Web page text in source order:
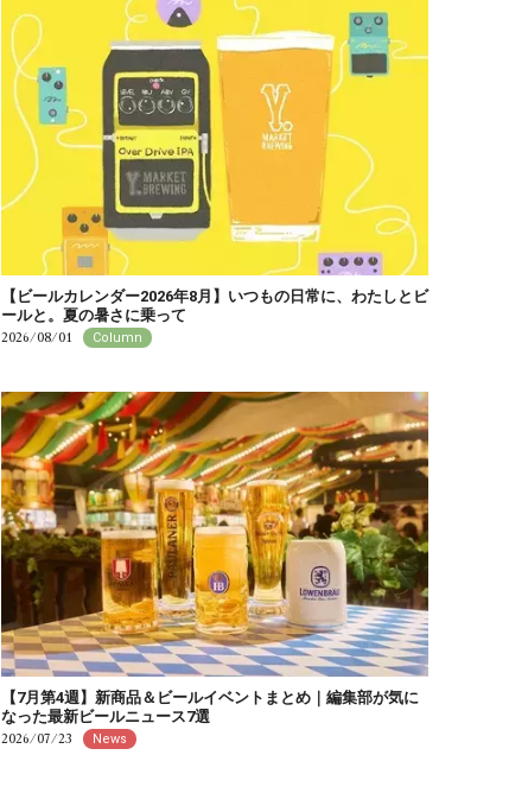
【ビールカレンダー2026年8月】いつもの日常に、わたしとビ
ールと。夏の暑さに乗って
2026/08/01 Column
【7月第4週】新商品＆ビールイベントまとめ｜編集部が気に
なった最新ビールニュース7選
2026/07/23 News